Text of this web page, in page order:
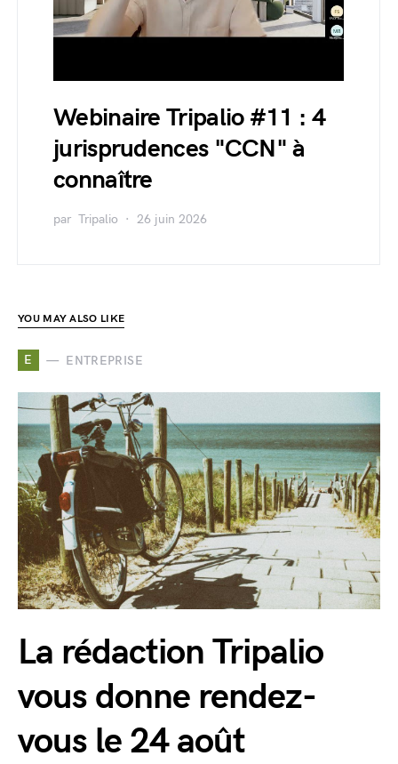
Webinaire Tripalio #11 : 4
jurisprudences "CCN" à
connaître
par Tripalio 26 juin 2026
YOU MAY ALSO LIKE
E ENTREPRISE
La rédaction Tripalio
vous donne rendez-
vous le 24 août